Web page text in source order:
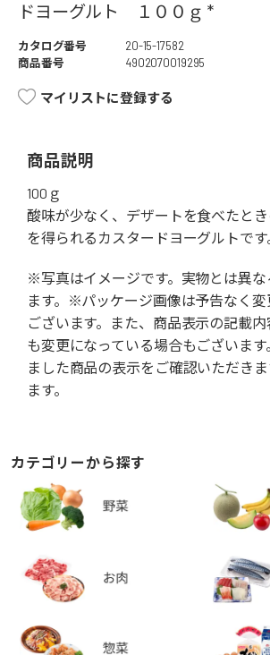
ドヨーグルト １００ｇ *
カタログ番号
20-15-17582
商品番号
4902070019295
マイリストに登録する
商品説明
100ｇ
酸味が少なく、デザートを食べたと
を得られるカスタードヨーグルトです
※写真はイメージです。実物とは異な
ます。※パッケージ画像は予告なく
ございます。また、商品表示の記載
も変更になっている場合もございま
ました商品の表示をご確認いただき
ます。
カテゴリーから探す